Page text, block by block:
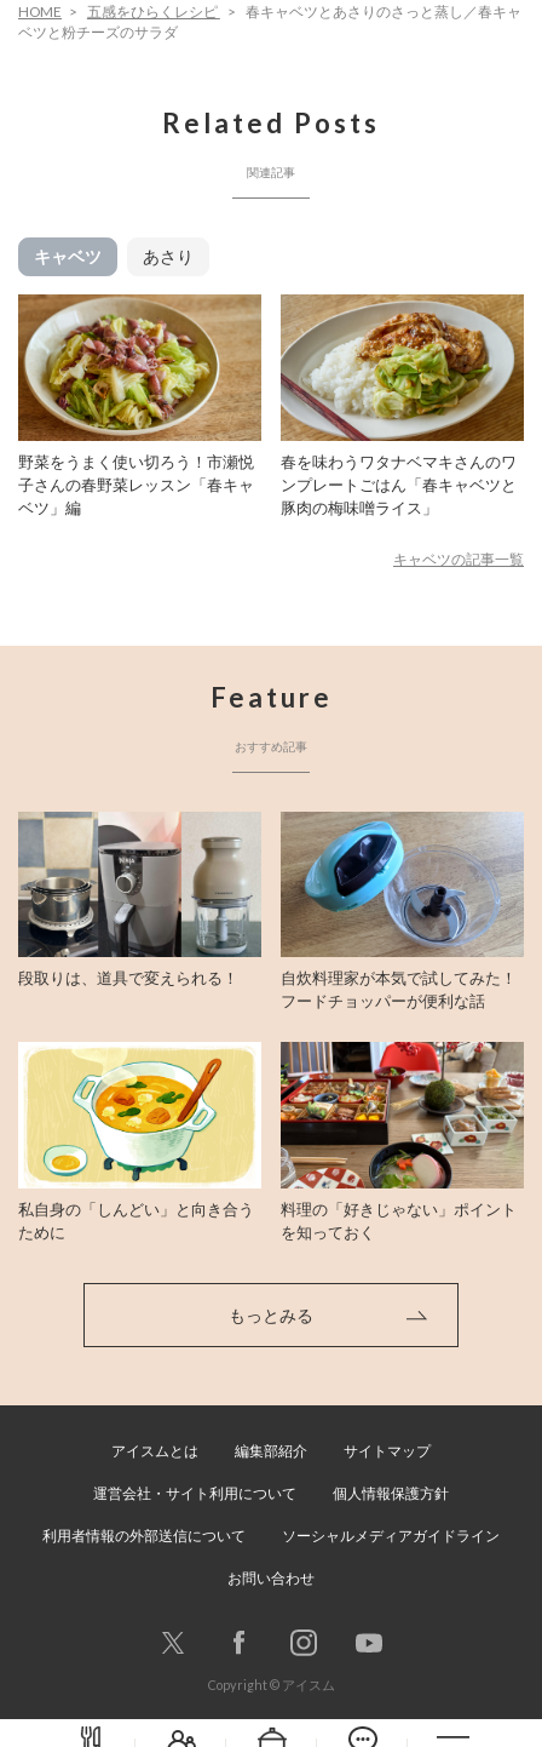
HOME 五感をひらくレシピ
春キャベツとあさりのさっと蒸し／春キャ
ベツと粉チーズのサラダ
Related Posts
関連記事
キャベツ あさり
野菜をうまく使い切ろう！市瀬悦
子さんの春野菜レッスン「春キャ
ベツ」編
春を味わうワタナベマキさんのワ
ンプレートごはん「春キャベツと
豚肉の梅味噌ライス」
キャベツの記事一覧
Feature
おすすめ記事
段取りは、道具で変えられる！
自炊料理家が本気で試してみた！
フードチョッパーが便利な話
私自身の「しんどい」と向き合う
ために
料理の「好きじゃない」ポイント
を知っておく
もっとみる
アイスムとは 編集部紹介 サイトマップ
運営会社・サイト利用について 個人情報保護方針
利用者情報の外部送信について ソーシャルメディアガイドライン
お問い合わせ
Copyright © アイスム